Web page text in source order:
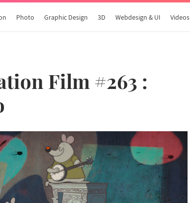
Photo Graphic Design 3D Webdesign & UI Videos
Film #263 :